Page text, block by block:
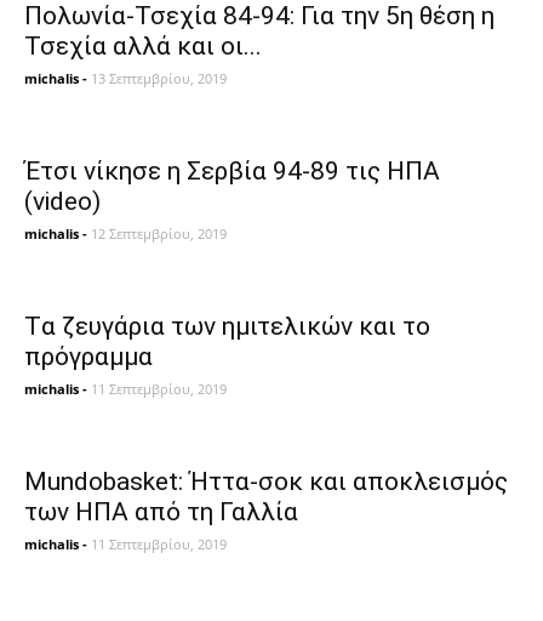
Πολωνία-Τσεχία 84-94: Για την 5η θέση η
Τσεχία αλλά και οι...
michalis - 13 Σεπτεμβρίου, 2019
Έτσι νίκησε η Σερβία 94-89 τις ΗΠΑ
(video)
michalis - 12 Σεπτεμβρίου, 2019
Tα ζευγάρια των ημιτελικών και το
πρόγραμμα
michalis - 11 Σεπτεμβρίου, 2019
Mundobasket: Ήττα-σοκ και αποκλεισμός
των ΗΠΑ από τη Γαλλία
michalis - 11 Σεπτεμβρίου, 2019